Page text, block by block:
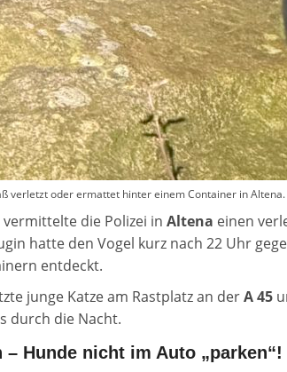
verletzt oder ermattet hinter einem Container in Altena.
die Polizei in Altena einen
hatte den Vogel kurz nach 22 Uhr
entdeckt.
junge Katze am Rastplatz an derA 45
durch die Nacht.
Hunde nicht im Auto „parken“!